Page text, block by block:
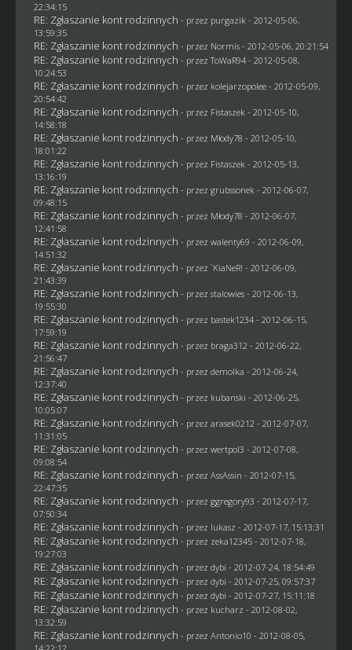
22:34:15
RE: Zgłaszanie kont rodzinnych - przez purgazik- 2012-05-06,
13:59:35
RE: Zgłaszanie kont rodzinnych - przez Normis- 2012-05-06, 20:21:54
RE: Zgłaszanie kont rodzinnych - przezToWaR94- 2012-05-08,
10:24:53
RE: Zgłaszanie kont rodzinnych - przez kolejarzopolee- 2012-05-09,
20:54:42
RE: Zgłaszanie kont rodzinnych - przez Fistaszek- 2012-05-10,
14:58:18
RE: Zgłaszanie kont rodzinnych - przez Młody78 - 2012-05-10,
18:01:22
RE: Zgłaszanie kont rodzinnych - przez Fistaszek- 2012-05-13,
13:16:19
RE: Zgłaszanie kont rodzinnych - przez grubssonek- 2012-06-07,
09:48:15
RE: Zgłaszanie kont rodzinnych - przez Młody78 - 2012-06-07,
12:41:58
RE: Zgłaszanie kont rodzinnych - przez walenty69 - 2012-06-09,
14:51:32
RE: Zgłaszanie kont rodzinnych - przez `KiaNeR! - 2012-06-09,
21:43:39
RE: Zgłaszanie kont rodzinnych - przez stalowies- 2012-06-13,
19:55:30
RE: Zgłaszanie kont rodzinnych - przez bastek1234- 2012-06-15,
17:59:19
RE: Zgłaszanie kont rodzinnych - przez braga312 - 2012-06-22,
21:56:47
RE: Zgłaszanie kont rodzinnych - przez demolka - 2012-06-24,
12:37:40
RE: Zgłaszanie kont rodzinnych - przez kubanski - 2012-06-25,
10:05:07
RE: Zgłaszanie kont rodzinnych - przez arasek0212 - 2012-07-07,
11:31:05
RE: Zgłaszanie kont rodzinnych - przez wertpol3 - 2012-07-08,
09:08:54
RE: Zgłaszanie kont rodzinnych - przez AssAssin - 2012-07-15,
22:47:35
RE: Zgłaszanie kont rodzinnych - przez ggregory93 - 2012-07-17,
07:50:34
RE: Zgłaszanie kont rodzinnych - przez lukasz - 2012-07-17, 15:13:31
RE: Zgłaszanie kont rodzinnych - przez zeka12345- 2012-07-18,
19:27:03
RE: Zgłaszanie kont rodzinnych - przez dybi - 2012-07-24, 18:54:49
RE: Zgłaszanie kont rodzinnych - przez dybi - 2012-07-25, 09:57:37
RE: Zgłaszanie kont rodzinnych - przez dybi - 2012-07-27, 15:11:18
RE: Zgłaszanie kont rodzinnych - przez kucharz - 2012-08-02,
13:32:59
RE: Zgłaszanie kont rodzinnych - przez Antonio10 - 2012-08-05,